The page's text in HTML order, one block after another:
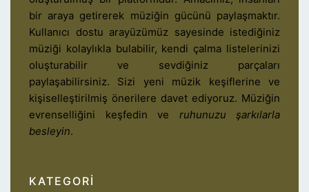
bir araya getirerek müziğin gücünü paylaşmaktır.
Kullanıcı dostu arayüzümüz sayesinde istediğiniz
müziği kolaylıkla bulabilir, kendi çalma listelerinizi
oluşturabilir ve sevdiğiniz parçaları
paylaşabilirsiniz. Sizi yeni müzik keşiflerine ve
kişiselleştirilmiş önerilere davet ediyoruz. Müziğin
evrenselliğini keşfedin ve ruhunuzu şarkılarla
besleyin.
KATEGORI